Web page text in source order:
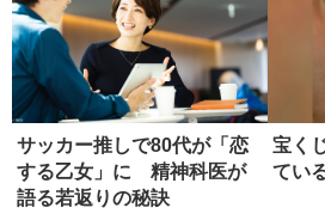
サッカー推しで80代が「恋
する乙女」に 精神科医が
語る若返りの秘訣
宝く
てい